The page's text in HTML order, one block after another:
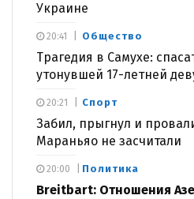
Украине
Общество
Трагедия в Самухе:
утонувшей 17-летней
20:41
Спорт
Забил, прыгнул и
Мараньяо не засчитали
20:21
Политика
Breitbart: Отношения
20:00